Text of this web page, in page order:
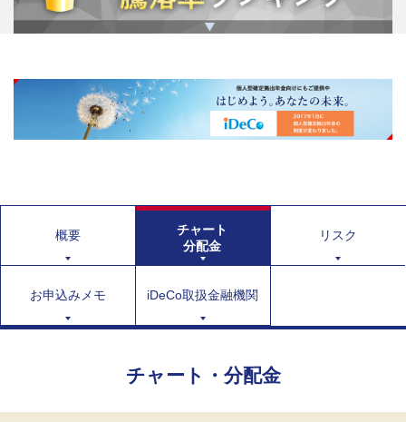
概要
チャート
分配金
リスク
お申込みメモ iDeCo取扱金融機関
チャート・分配金